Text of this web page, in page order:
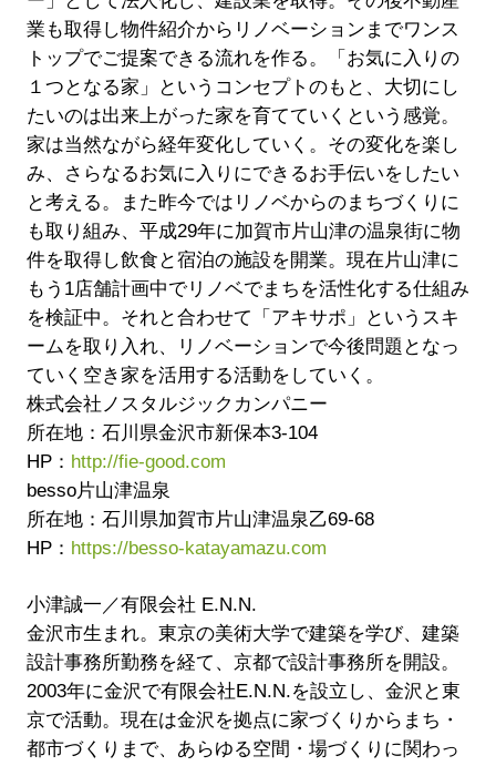
業も取得し物件紹介からリノベーションまでワンス
トップでご提案できる流れを作る。「お気に入りの
１つとなる家」というコンセプトのもと、大切にし
たいのは出来上がった家を育てていくという感覚。
家は当然ながら経年変化していく。その変化を楽し
み、さらなるお気に入りにできるお手伝いをしたい
と考える。また昨今ではリノベからのまちづくりに
も取り組み、平成29年に加賀市片山津の温泉街に物
件を取得し飲食と宿泊の施設を開業。現在片山津に
もう1店舗計画中でリノベでまちを活性化する仕組み
を検証中。それと合わせて「アキサポ」というスキ
ームを取り入れ、リノベーションで今後問題となっ
ていく空き家を活用する活動をしていく。
株式会社ノスタルジックカンパニー
所在地：石川県金沢市新保本3-104
HP： http://fie-good.com
besso片山津温泉
所在地：石川県加賀市片山津温泉乙69-68
HP： https://besso-katayamazu.com
小津誠一／有限会社 E.N.N.
金沢市生まれ。東京の美術大学で建築を学び、建築
設計事務所勤務を経て、京都で設計事務所を開設。
2003年に金沢で有限会社E.N.N.を設立し、金沢と東
京で活動。現在は金沢を拠点に家づくりからまち・
都市づくりまで、あらゆる空間・場づくりに関わっ